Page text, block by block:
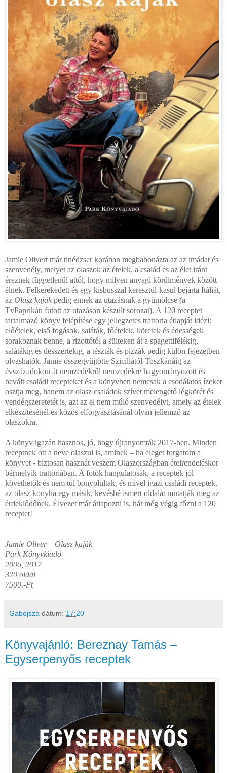
Jamie Olivert már tinédzser korában megbabonázta az az imádat és
szenvedély, melyet az olaszok az ételek, a család és az élet iránt
éreznek függetlenül attól, hogy milyen anyagi körülmények között
élnek. Felkerekedett és egy kisbusszal keresztül-kasul bejárta Itáliát,
az Olasz kaják pedig ennek az utazásnak a gyümölcse (a
TvPaprikán futott az utazáson készült sorozat). A 120 receptet
tartalmazó könyv felépítése egy jellegzetes trattoria étlapját idézi:
előételek, első fogások, saláták, főételek, köretek és édességek
sorakoznak benne, a rizottótól a sülteken át a spagettifélékig,
salátákig és desszertekig, a tészták és pizzák pedig külön fejezetben
olvashatók. Jamie összegyűjtötte Szicíliától-Toszkánáig az
évszázadokon át nemzedékről nemzedékre hagyományozott és
bevált családi recepteket és a könyvben nemcsak a csodálatos ízeket
osztja meg, hanem az olasz családok szívet melengető légkörét és
vendégszeretetét is, azt az el nem múló szenvedélyt, amely az ételek
elkészítésénél és közös elfogyasztásánál olyan jellemző az
olaszokra.
A könyv igazán hasznos, jó, hogy újranyomták 2017-ben. Minden
receptnek ott a neve olaszul is, aminek – ha eleget forgatom a
könyvet - biztosan hasznát veszem Olaszországban ételrendeléskor
bármelyik trattoriában. A fotók hangulatosak, a receptek jól
követhetők és nem túl bonyolultak, és mivel igazi családi receptek,
az olasz konyha egy másik, kevésbé ismert oldalát mutatják meg az
érdeklődőnek. Élvezet már átlapozni is, hát még végig főzni a 120
receptet!
Jamie Oliver – Olasz kaják
Park Könyvkiadó
2006, 2017
320 oldal
7500.-Ft
Gabojsza dátum: 17:20
Könyvajánló: Bereznay Tamás –
Egyserpenyős receptek